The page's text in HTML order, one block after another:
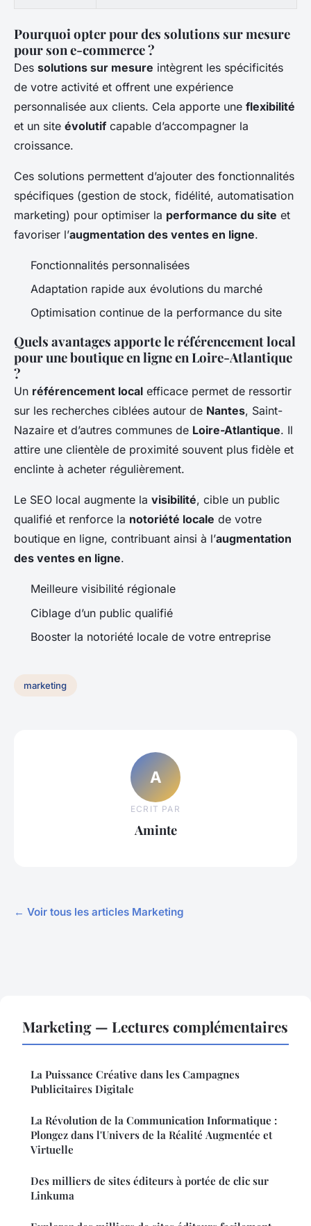
Pourquoi opter pour des solutions sur mesure
pour son e-commerce ?
Des solutions sur mesure intègrent les spécificités
de votre activité et offrent une expérience
personnalisée aux clients. Cela apporte une flexibilité
et un site évolutif capable d’accompagner la
croissance.
Ces solutions permettent d’ajouter des fonctionnalités
spécifiques (gestion de stock, fidélité, automatisation
marketing) pour optimiser la performance du site et
favoriser l’augmentation des ventes en ligne.
Fonctionnalités personnalisées
Adaptation rapide aux évolutions du marché
Optimisation continue de la performance du site
Quels avantages apporte le référencement local
pour une boutique en ligne en Loire-Atlantique
?
Un référencement local efficace permet de ressortir
sur les recherches ciblées autour de Nantes, Saint-
Nazaire et d’autres communes de Loire-Atlantique. Il
attire une clientèle de proximité souvent plus fidèle et
enclinte à acheter régulièrement.
Le SEO local augmente la visibilité, cible un public
qualifié et renforce la notoriété locale de votre
boutique en ligne, contribuant ainsi à l’augmentation
des ventes en ligne.
Meilleure visibilité régionale
Ciblage d’un public qualifié
Booster la notoriété locale de votre entreprise
marketing
A
ECRIT PAR
Aminte
← Voir tous les articles Marketing
Marketing — Lectures complémentaires
La Puissance Créative dans les Campagnes
Publicitaires Digitale
La Révolution de la Communication Informatique :
Plongez dans l'Univers de la Réalité Augmentée et
Virtuelle
Des milliers de sites éditeurs à portée de clic sur
Linkuma